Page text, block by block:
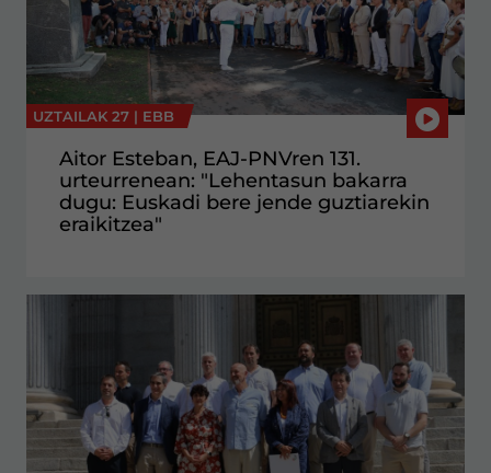
UZTAILAK 27 | EBB
Aitor Esteban, EAJ-PNVren 131.
urteurrenean: "Lehentasun bakarra
dugu: Euskadi bere jende guztiarekin
eraikitzea"